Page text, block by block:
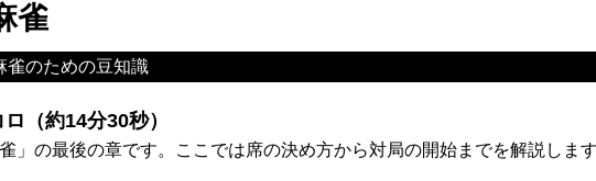
雀
雀のための豆知識
（約14分30秒）
雀」の最後の章です。ここでは席の決め方から対局の開始までを解説しま